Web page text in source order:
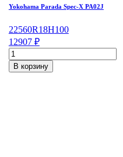
Yokohama Parada Spec-X PA02J
22560R18H100
12907 ₽
Количество
товара
Yokohama
В корзину